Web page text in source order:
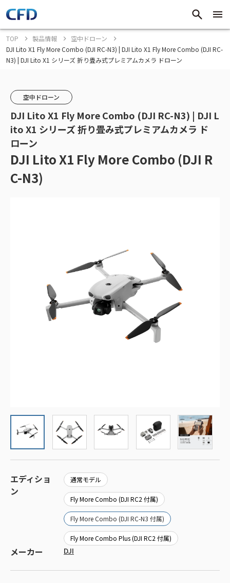
TOP 製品情報
空中ドローン
DJI Lito X1 Fly More Combo (DJI RC-N3) | DJI Lito X1 Fly More Combo (DJI RC-
N3) | DJI Lito X1 シリーズ 折り畳み式プレミアムカメラ ドローン
空中ドローン
DJI Lito X1 Fly More Combo (DJI RC-N3) | DJI L
ito X1 シリーズ 折り畳み式プレミアムカメラ ド
ローン
DJI Lito X1 Fly More Combo (DJI R
C-N3)
エディショ
ン
通常モデル
Fly More Combo (DJI RC2 付属)
Fly More Combo (DJI RC-N3 付属)
Fly More Combo Plus (DJI RC2 付属)
メーカー DJI